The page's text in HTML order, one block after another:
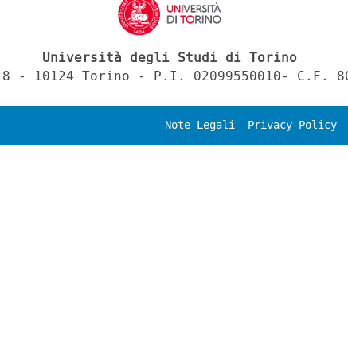
Università degli Studi di Torino
- 10124 Torino - P.I. 02099550010- C.F.
Note Legali Privacy Policy